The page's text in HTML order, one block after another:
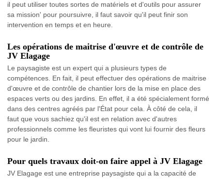
il peut utiliser toutes sortes de matériels et d'outils pour assurer
sa mission' pour poursuivre, il faut savoir qu'il peut finir son
intervention en temps et en heure.
Les opérations de maitrise d'œuvre et de contrôle de
JV Elagage
Le paysagiste est un expert qui a plusieurs types de
compétences. En fait, il peut effectuer des opérations de maitrise
d'œuvre et de contrôle de chantier lors de la mise en place des
espaces verts ou des jardins. En effet, il a été spécialement formé
dans des centres agréés par l'État pour cela. À côté de cela, il
faut que vous sachiez qu'il est en relation avec d'autres
professionnels comme les fleuristes qui vont lui fournir des fleurs
pour le jardin.
Pour quels travaux doit-on faire appel à JV Elagage
JV Elagage est une entreprise paysagiste qui a la capacité de